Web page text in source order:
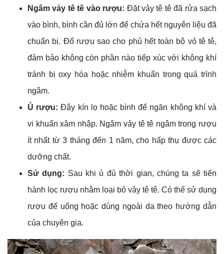
Ngâm vảy tê tê vào rượu: Đặt vảy tê tê đã rửa sạch
vào bình, bình cần đủ lớn để chứa hết nguyên liệu đã
chuẩn bị. Đổ rượu sao cho phủ hết toàn bộ vỏ tê tê,
đảm bảo không còn phần nào tiếp xúc với không khí
tránh bị oxy hóa hoặc nhiễm khuẩn trong quá trình
ngâm.
Ủ rượu:Đậy kín lọ hoặc bình để ngăn không khí và
vi khuẩn xâm nhập. Ngâm vảy tê tê ngâm trong rượu
ít nhất từ 3 tháng đến 1 năm, cho hấp thụ được các
dưỡng chất.
Sử dụng: Sau khi ủ đủ thời gian, chúng ta sẽ tiến
hành lọc rượu nhằm loại bỏ vảy tê tê. Có thể sử dụng
rượu để uống hoặc dùng ngoài da theo hướng dẫn
của chuyên gia.